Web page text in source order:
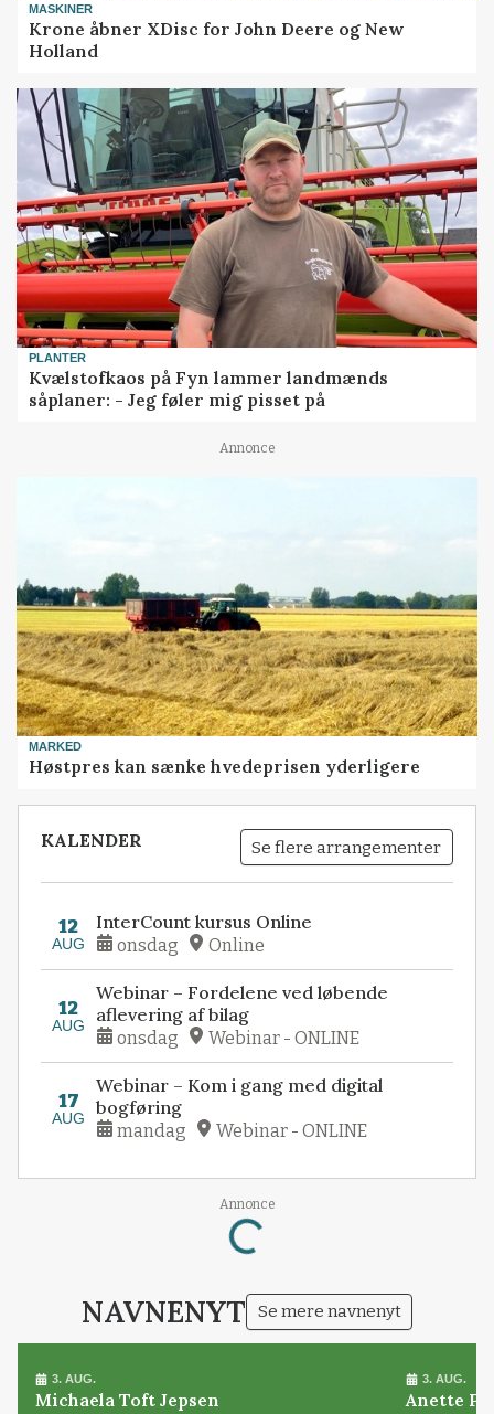
MASKINER
Krone åbner XDisc for John Deere og New
Holland
PLANTER
Kvælstofkaos på Fyn lammer landmænds
såplaner: - Jeg føler mig pisset på
Annonce
MARKED
Høstpres kan sænke hvedeprisen yderligere
KALENDER Se flere arrangementer
12
AUG
InterCount kursus Online
onsdag Online
12
AUG
Webinar – Fordelene ved løbende
aflevering af bilag
onsdag Webinar - ONLINE
17
AUG
Webinar – Kom i gang med digital
bogføring
mandag Webinar - ONLINE
Annonce
Loading...
NAVNENYT Se mere navnenyt
3. AUG.
Michaela Toft Jepsen
3. AUG.
Anette